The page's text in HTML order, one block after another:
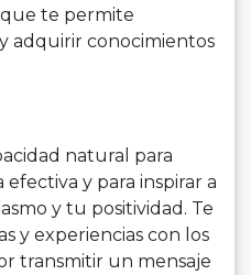
te permite
adquirir conocimientos
natural para
y para inspirar a
y tu positividad. Te
y experiencias con los
transmitir un mensaje